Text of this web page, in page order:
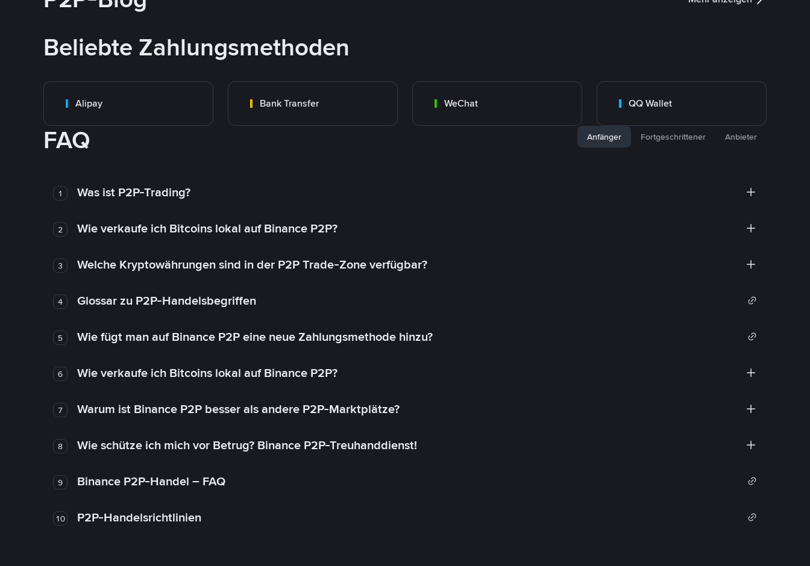
Beliebte Zahlungsmethoden
Alipay Bank Transfer WeChat QQ Wallet
FAQ Anfänger Fortgeschrittener Anbieter
1 Was ist P2P-Trading?
2 Wie verkaufe ich Bitcoins lokal auf Binance P2P?
3 Welche Kryptowährungen sind in der P2P Trade-Zone verfügbar?
4 Glossar zu P2P-Handelsbegriffen
5 Wie fügt man auf Binance P2P eine neue Zahlungsmethode hinzu?
6 Wie verkaufe ich Bitcoins lokal auf Binance P2P?
7 Warum ist Binance P2P besser als andere P2P-Marktplätze?
8 Wie schütze ich mich vor Betrug? Binance P2P-Treuhanddienst!
9 Binance P2P-Handel – FAQ
10 P2P-Handelsrichtlinien